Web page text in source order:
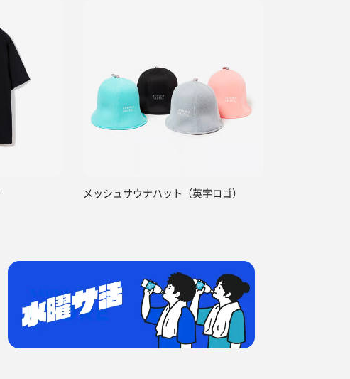
メッシュサウナハット（英字ロゴ）